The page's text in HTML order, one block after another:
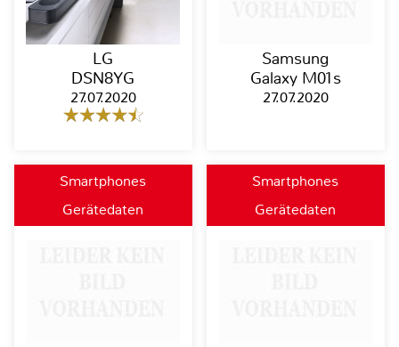
LG
DSN8YG
27.07.2020
Samsung
Galaxy M01s
27.07.2020
Smartphones
Gerätedaten
Smartphones
Gerätedaten